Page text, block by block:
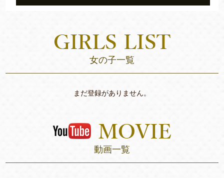
女の子一覧
まだ登録がありません。
動画一覧